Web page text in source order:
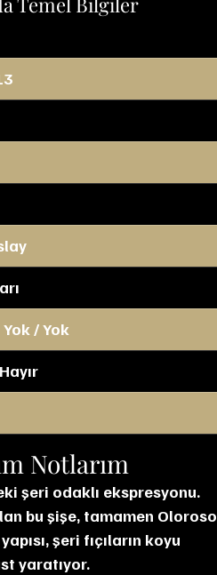
/ Yok
Notlarım
şeri odaklı ekspresyonu.
bu şişe, tamamen Oloroso
şeri fıçıların koyu
yaratıyor.